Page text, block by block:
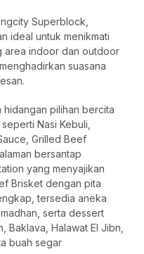
Superblock,
ideal untuk menikmati
area indoor dan outdoor
suasana
hidangan pilihan bercita
Nasi Kebuli,
Grilled Beef
bersantap
yang menyajikan
Brisket dengan pita
tersedia aneka
serta dessert
Baklava, Halawat El Jibn,
buah segar